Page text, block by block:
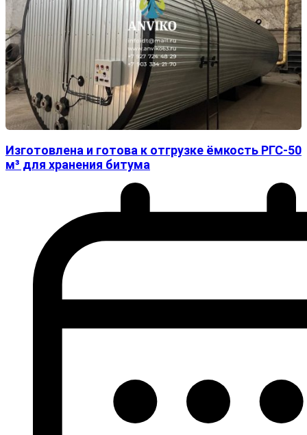
Изготовлена и готова к отгрузке ёмкость РГС-50
м³ для хранения битума